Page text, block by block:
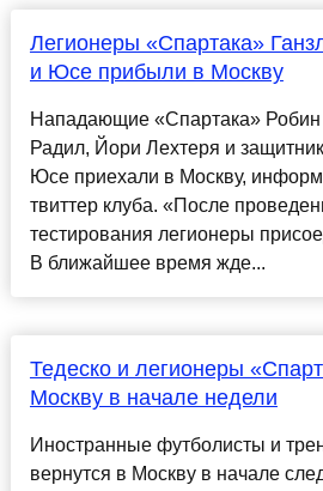
Легионеры «Спартака»
и Юсе прибыли в Москву
Нападающие «Спартака» Робин
Радил, Йори Лехтеря и
Юсе приехали в Москву,
твиттер клуба. «После
тестирования легионеры
В ближайшее время жде...
Тедеско и легионеры
Москву в начале недели
Иностранные футболисты и
вернутся в Москву в начале